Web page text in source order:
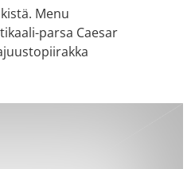
Menu
parsa Caesar